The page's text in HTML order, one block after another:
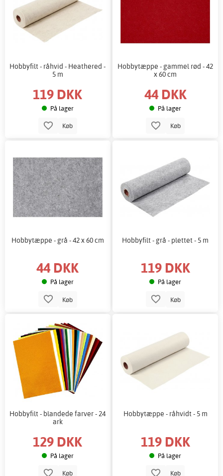
Hobbyfilt - råhvid - Heathered -
5 m
119 DKK
På lager
Køb
Hobbytæppe - gammel rød - 42
x 60 cm
44 DKK
På lager
Køb
Hobbytæppe - grå - 42 x 60 cm
44 DKK
På lager
Køb
Hobbyfilt - grå - plettet - 5 m
119 DKK
På lager
Køb
Hobbyfilt - blandede farver - 24
ark
129 DKK
På lager
Køb
Hobbytæppe - råhvidt - 5 m
119 DKK
På lager
Køb